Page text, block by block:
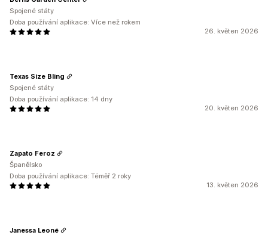
26. květen 2026
Spojené státy
Doba používání aplikace: Více než rokem
20. květen 2026
Texas Size Bling
Spojené státy
Doba používání aplikace: 14 dny
13. květen 2026
Zapato Feroz
Španělsko
Doba používání aplikace: Téměř 2 roky
Janessa Leoné